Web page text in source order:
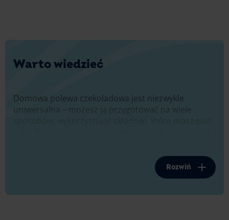
Warto wiedzieć
Domowa polewa czekoladowa jest niezwykle
uniwersalna – możesz ją przygotować na wiele
jak i wyglądem. Jest delikatna, ma odpowiednią
gęstość i jej przygotowanie nie wymaga dużo czasu.
Choć najlepsza polewa czekoladowa powstaje
Rozwiń